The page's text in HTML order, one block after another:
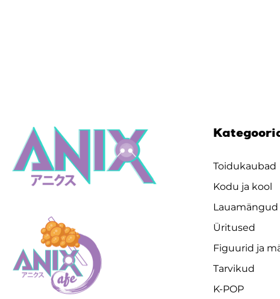
Toidukaubad
Kodu ja kool
Lauamängud
Üritused
Figuurid ja
Tarvikud
K-POP